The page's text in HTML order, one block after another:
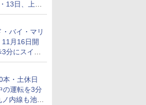
13日、上り
・バイ・マリ
月16日開
分にスイー
ダイニング
本・土休日
の運転を3分
内線も池袋